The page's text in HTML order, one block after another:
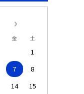
金 土
1
7
8
14
15